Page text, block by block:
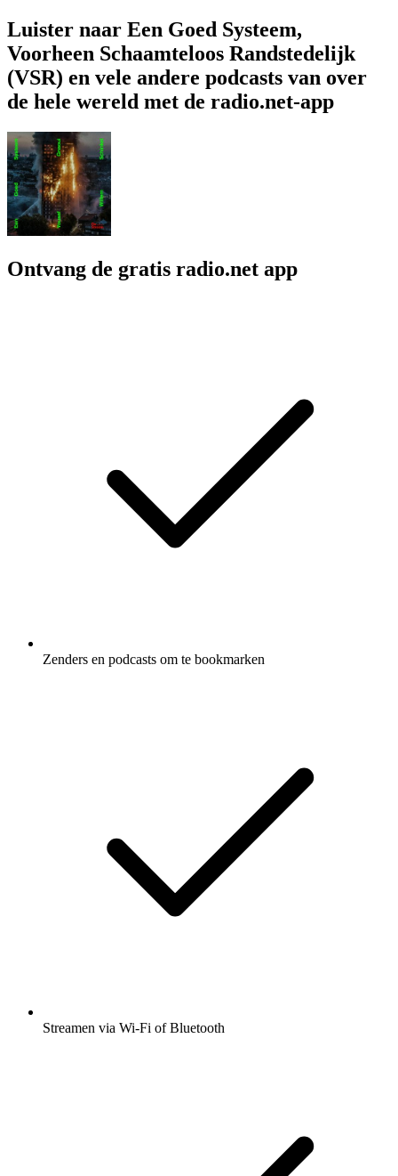
Luister naar Een Goed Systeem,
Voorheen Schaamteloos Randstedelijk
(VSR) en vele andere podcasts van over
de hele wereld met de radio.net-app
Ontvang de gratis radio.net app
Zenders en podcasts om te bookmarken
Streamen via Wi-Fi of Bluetooth